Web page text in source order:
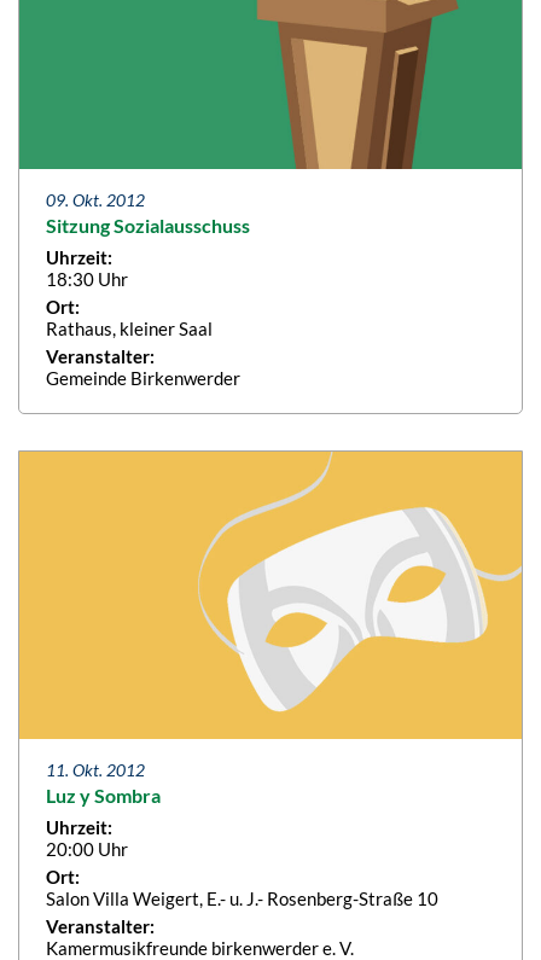
09. Okt. 2012
Sitzung Sozialausschuss
Uhrzeit:
18:30 Uhr
Ort:
Rathaus, kleiner Saal
Veranstalter:
Gemeinde Birkenwerder
11. Okt. 2012
Luz y Sombra
Uhrzeit:
20:00 Uhr
Ort:
Salon Villa Weigert, E.- u. J.- Rosenberg-Straße 10
Veranstalter:
Kamermusikfreunde birkenwerder e. V.